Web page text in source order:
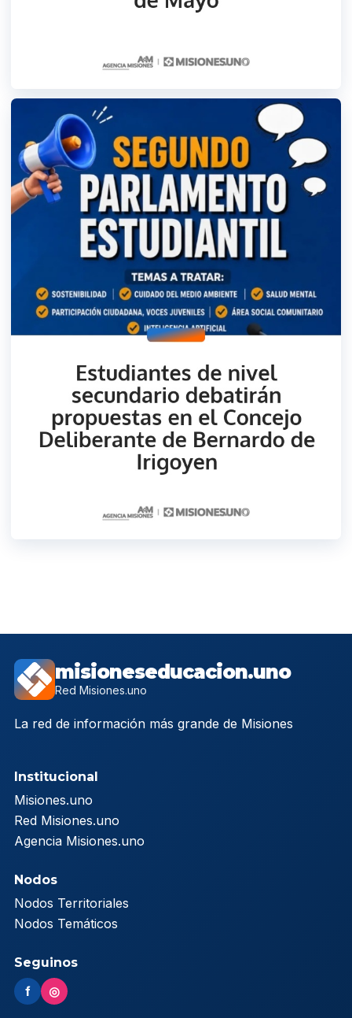
misioneseducacion.uno
Red Misiones.uno
La red de información más grande de Misiones
Institucional
Misiones.uno
Red Misiones.uno
Agencia Misiones.uno
Nodos
Nodos Territoriales
Nodos Temáticos
Seguinos
f ◎